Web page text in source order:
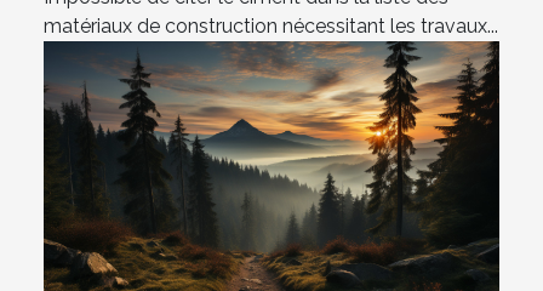
matériaux de construction nécessitant les travaux...